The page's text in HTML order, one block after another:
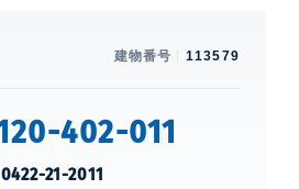
建物番号 113579
402-011
0422-21-2011